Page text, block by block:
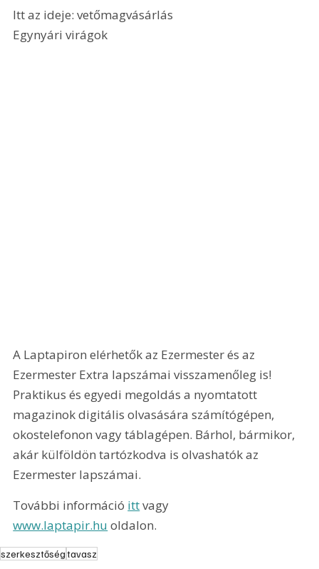
Itt az ideje: vetőmagvásárlás
Egynyári virágok
A Laptapiron elérhetők az Ezermester és az
Ezermester Extra lapszámai visszamenőleg is!
Praktikus és egyedi megoldás a nyomtatott
magazinok digitális olvasására számítógépen,
okostelefonon vagy táblagépen. Bárhol, bármikor,
akár külföldön tartózkodva is olvashatók az
Ezermester lapszámai.
További információ itt vagy
www.laptapir.hu oldalon.
szerkesztőségtavasz